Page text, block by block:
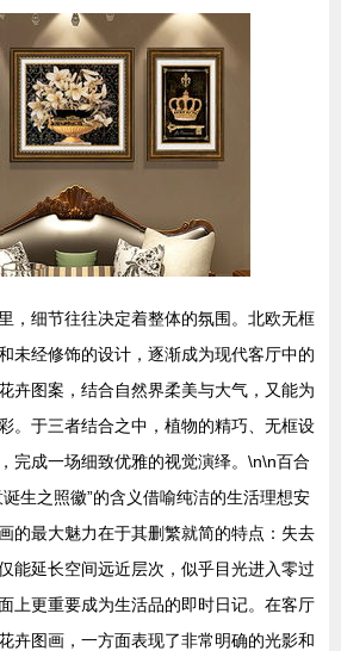
，细节往往决定着整体的氛围。北欧无框
未经修饰的设计，逐渐成为现代客厅中的
卉图案，结合自然界柔美与大气，又能为
。于三者结合之中，植物的精巧、无框设
完成一场细致优雅的视觉演绎。\n\n百合
生之照徽”的含义借喻纯洁的生活理想安
的最大魅力在于其删繁就简的特点：失去
能延长空间远近层次，似乎目光进入零过
上更重要成为生活品的即时日记。在客厅
卉图画，一方面表现了非常明确的光影和